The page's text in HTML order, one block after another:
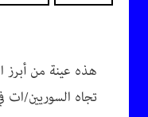
هذه عينة من أبرز
تجاه السوريين/ات في